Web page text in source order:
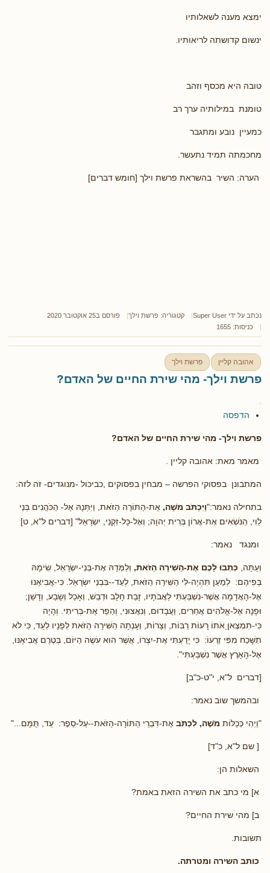
ימצא מענה לשאלותיו
ינשום קדושתה לריאותיו.
טובה היא מכסף וזהב
טומנת במילותיה ערך רב
כמעיין נובע ומתגבר
מחכמתה תמיד נתעשר.
הערה: השיר בהשראת פרשת וילך [חומש דברים]
נכתב על ידי Super User קטגוריה: פרשת וילך
פורסם ב25 אוקטובר 2020
כניסות: 1655
אהובה קליין פרשת וילך
פרשת וילך- מהי שירת החיים של האדם?
הדפסה
פרשת וילך- מהי שירת החיים של האדם?
מאמר מאת: אהובה קליין .
המתבונן בפסוקי הפרשה – מבחין בפסוקים ,כביכול -מנוגדים- זה לזה:
בתחילה נאמר:"וַיִּכְתֹּב מֹשֶׁה, אֶת-הַתּוֹרָה הַזֹּאת, וַיִּתְּנָהּ אֶל- הַכֹּהֲנִים בְּנֵי
לֵוִי, הַנֹּשְׂאִים אֶת-אֲרוֹן בְּרִית יְהוָה; וְאֶל-כָּל-זִקְנֵי, יִשְׂרָאֵל" [דברים ל"א, ט]
ומנגד נאמר:
וְעַתָּה, כִּתְבוּ לָכֶם אֶת-הַשִּׁירָה הַזֹּאת, וְלַמְּדָהּ אֶת-בְּנֵי-יִשְׂרָאֵל, שִׂימָהּ
בְּפִיהֶם: לְמַעַן תִּהְיֶה-לִּי הַשִּׁירָה הַזֹּאת, לְעֵד--בִּבְנֵי יִשְׂרָאֵל. כִּי-אֲבִיאֶנּוּ
אֶל-הָאֲדָמָה אֲשֶׁר-נִשְׁבַּעְתִּי לַאֲבֹתָיו, זָבַת חָלָב וּדְבַשׁ, וְאָכַל וְשָׂבַע, וְדָשֵׁן;
וּפָנָה אֶל-אֱלֹהִים אֲחֵרִים, וַעֲבָדוּם, וְנִאֲצוּנִי, וְהֵפֵר אֶת-בְּרִיתִי. וְהָיָה
כִּי-תִמְצֶאןָ אֹתוֹ רָעוֹת רַבּוֹת, וְצָרוֹת, וְעָנְתָה הַשִּׁירָה הַזֹּאת לְפָנָיו לְעֵד, כִּי לֹא
תִשָּׁכַח מִפִּי זַרְעוֹ: כִּי יָדַעְתִּי אֶת-יִצְרוֹ, אֲשֶׁר הוּא עֹשֶׂה הַיּוֹם, בְּטֶרֶם אֲבִיאֶנּוּ,
אֶל-הָאָרֶץ אֲשֶׁר נִשְׁבַּעְתִּי".
[דברים ל"א, י"ט-כ"ב]
ובהמשך שוב נאמר:
"וַיְהִי כְּכַלּוֹת מֹשֶׁה, לִכְתֹּב אֶת-דִּבְרֵי הַתּוֹרָה-הַזֹּאת--עַל-סֵפֶר: עַד, תֻּמָּם..."
[ שם ל"א, כ"ד]
השאלות הן:
א] מי כתב את השירה הזאת באמת?
ב] מהי שירת החיים?
תשובות.
כותב השירה ומטרתה.